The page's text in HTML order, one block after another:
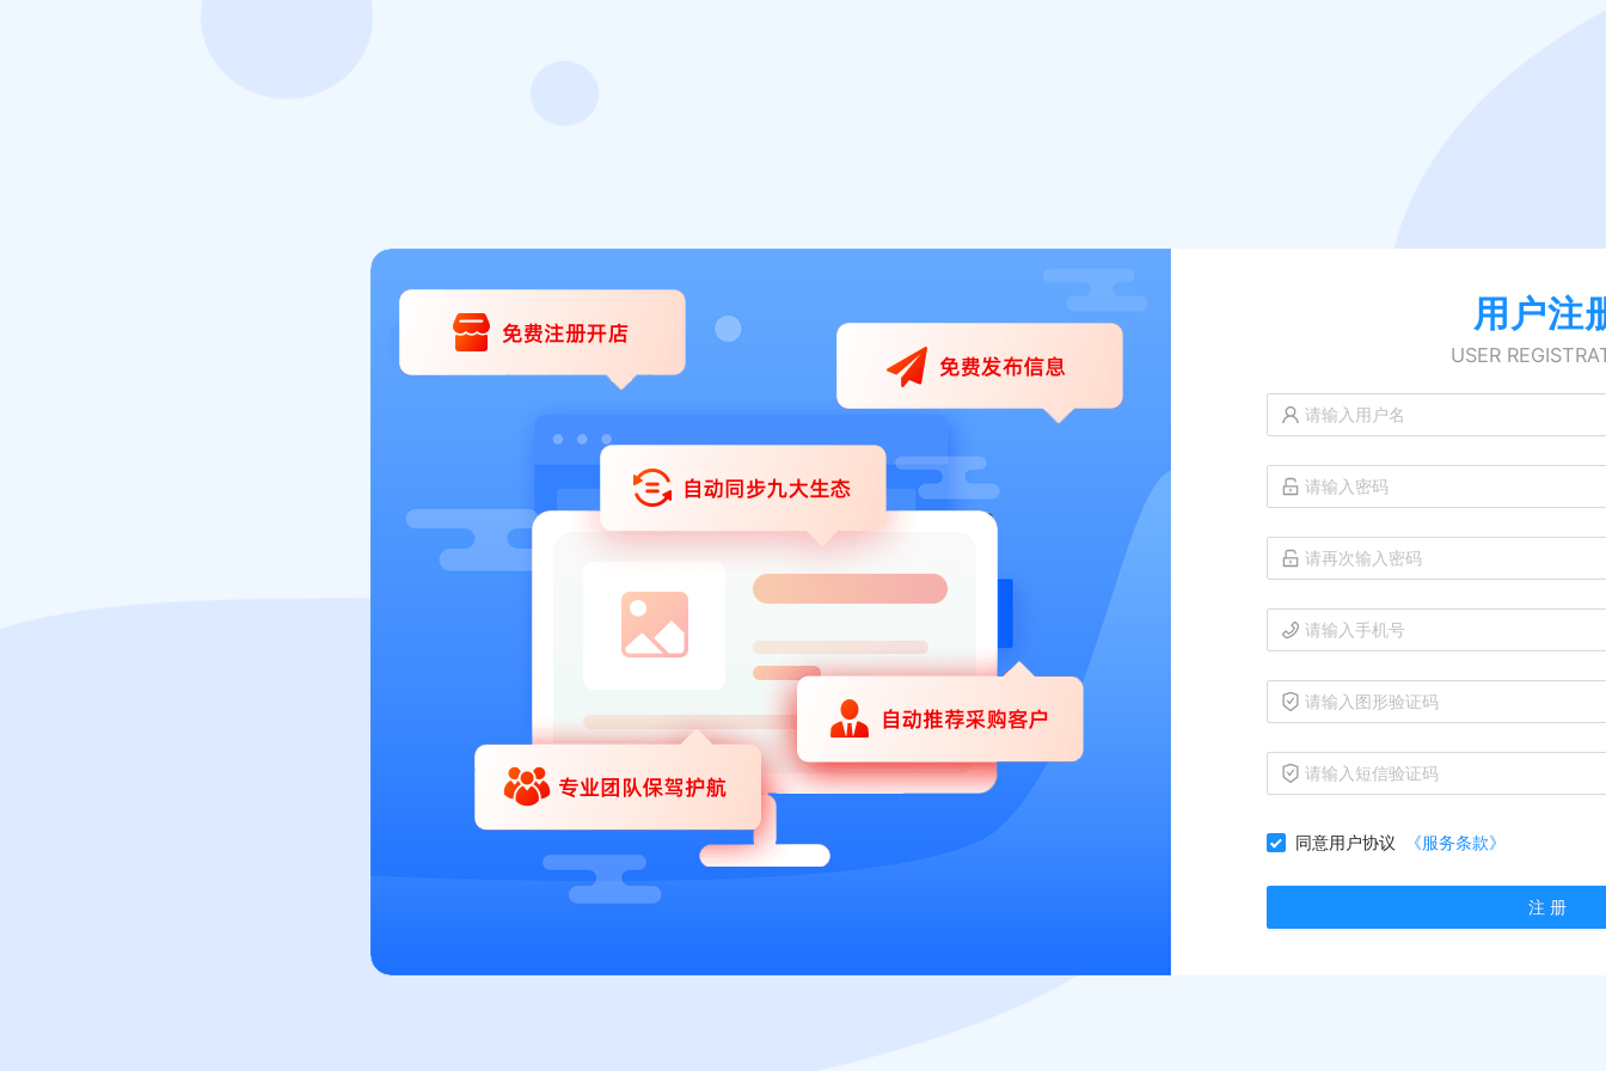
用户注
USER
同意用户协议 《服务条款》
注 册